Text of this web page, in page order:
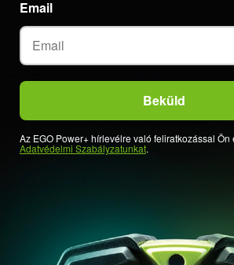
Email
Az EGO Power+ hírlevélre való feliratkozással Ön
Adatvédelmi Szabályzatunkat.